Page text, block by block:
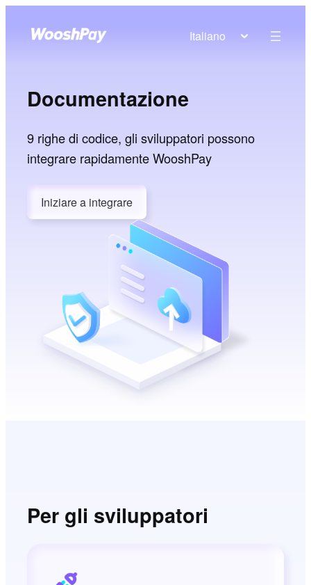
Italiano
Documentazione
9 righe di codice, gli sviluppatori possono
integrare rapidamente WooshPay
Iniziare a integrare
Per gli sviluppatori